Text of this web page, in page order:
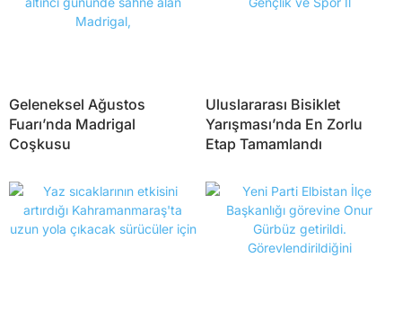
Geleneksel Ağustos
Fuarı’nda Madrigal
Coşkusu
Uluslararası Bisiklet
Yarışması’nda En Zorlu
Etap Tamamlandı